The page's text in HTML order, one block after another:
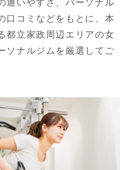
通いやすさ、パーソナル
口コミなどをもとに、本
都立家政周辺エリアの女
ソナルジムを厳選してご